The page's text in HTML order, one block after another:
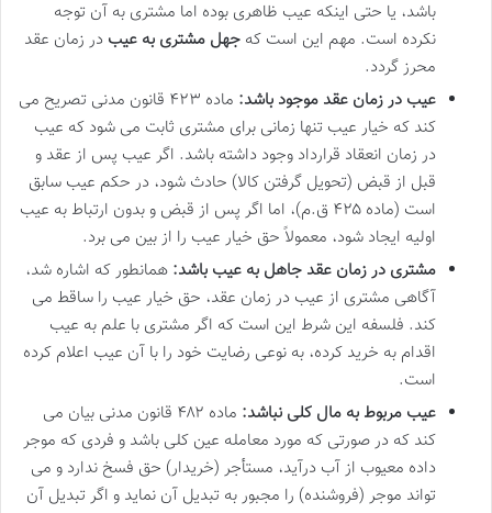
باشد، یا حتی اینکه عیب ظاهری بوده اما مشتری به آن توجه
نکرده است. مهم این است که جهل مشتری به عیب در زمان عقد
محرز گردد.
عیب در زمان عقد موجود باشد:
ماده ۴۲۳ قانون مدنی تصریح می
کند که خیار عیب تنها زمانی برای مشتری ثابت می شود که عیب
در زمان انعقاد قرارداد وجود داشته باشد. اگر عیب پس از عقد و
قبل از قبض (تحویل گرفتن کالا) حادث شود، در حکم عیب سابق
است (ماده ۴۲۵ ق.م)، اما اگر پس از قبض و بدون ارتباط به عیب
اولیه ایجاد شود، معمولاً حق خیار عیب را از بین می برد.
مشتری در زمان عقد جاهل به عیب باشد: همانطور که اشاره شد،
آگاهی مشتری از عیب در زمان عقد، حق خیار عیب را ساقط می
کند. فلسفه این شرط این است که اگر مشتری با علم به عیب
اقدام به خرید کرده، به نوعی رضایت خود را با آن عیب اعلام کرده
است.
عیب مربوط به مال کلی نباشد:
ماده ۴۸۲ قانون مدنی بیان می
کند که در صورتی که مورد معامله عین کلی باشد و فردی که موجر
داده معیوب از آب درآید، مستأجر (خریدار) حق فسخ ندارد و می
تواند موجر (فروشنده) را مجبور به تبدیل آن نماید و اگر تبدیل آن